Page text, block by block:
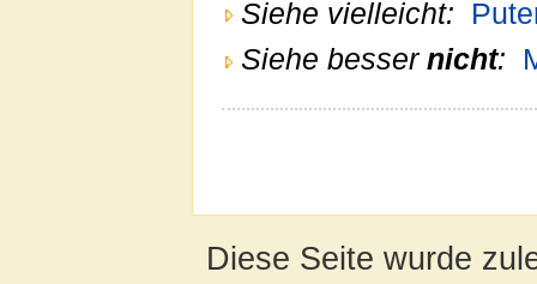
Siehe vielleicht:
Siehe besser nicht:
Diese Seite wurde